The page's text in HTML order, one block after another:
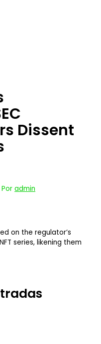
Dissent
admin
on the regulator’s
series, likening them